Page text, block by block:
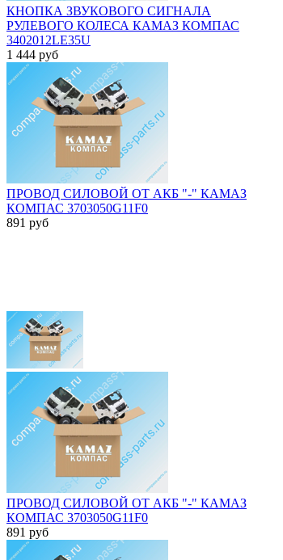
КНОПКА ЗВУКОВОГО СИГНАЛА
РУЛЕВОГО КОЛЕСА КАМАЗ КОМПАС
3402012LE35U
1 444 руб
ПРОВОД СИЛОВОЙ ОТ АКБ "-" КАМАЗ
КОМПАС 3703050G11F0
891 руб
ПРОВОД СИЛОВОЙ ОТ АКБ "-" КАМАЗ
КОМПАС 3703050G11F0
891 руб